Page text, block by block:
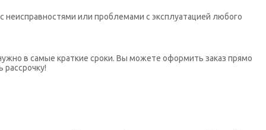
неисправностями или проблемами с эксплуатацией любого
в самые краткие сроки. Вы можете оформить заказ прямо